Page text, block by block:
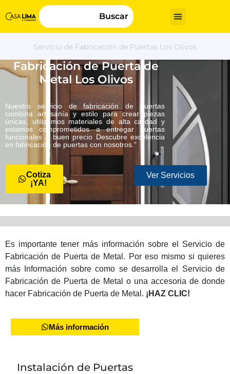
Buscar
Servicio de Fabricación de Puertas Los Olivos
Fabricación de Puerta de
Metal Los Olivos
Nuestro servicio de fabricación de puertas
combina artesanía y estilo para crear piezas
únicas, utilizamos materiales de alta calidad y
estamos comprometidos a entregar puertas
funcionales a buen precio Descubre excelencia
en fabricación de puertas con nosotros."
Cotiza
¡YA!
Ver Servicios
Es importante tener más información sobre el Servicio de
Fabricación de Puerta de Metal. Por eso mismo si quieres
más Información sobre como se desarrolla el Servicio de
Fabricación de Puerta de Metal o una accesoria de donde
hacer Fabricación de Puerta de Metal. ¡HAZ CLIC!
Más información
Instalación de Puertas